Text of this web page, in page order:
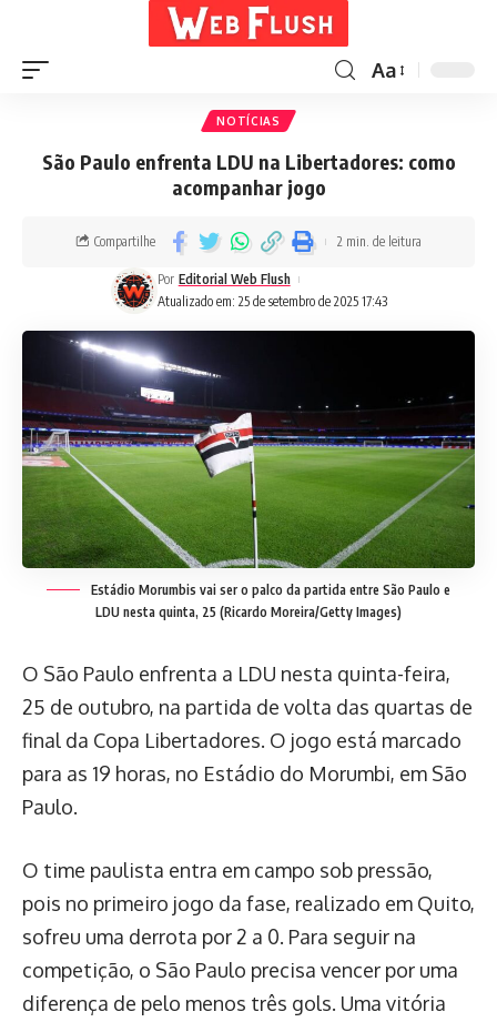
Aa
NOTÍCIAS
São Paulo enfrenta LDU na Libertadores: como
acompanhar jogo
Atualizado em: 25 de setembro de 2025 17:43
Por Editorial Web Flush
Compartilhe 2 min. de leitura
Estádio Morumbis vai ser o palco da partida entre São Paulo e
LDU nesta quinta, 25 (Ricardo Moreira/Getty Images)
O São Paulo enfrenta a LDU nesta quinta-feira,
25 de outubro, na partida de volta das quartas de
final da Copa Libertadores. O jogo está marcado
para as 19 horas, no Estádio do Morumbi, em São
Paulo.
O time paulista entra em campo sob pressão,
pois no primeiro jogo da fase, realizado em Quito,
sofreu uma derrota por 2 a 0. Para seguir na
competição, o São Paulo precisa vencer por uma
diferença de pelo menos três gols. Uma vitória